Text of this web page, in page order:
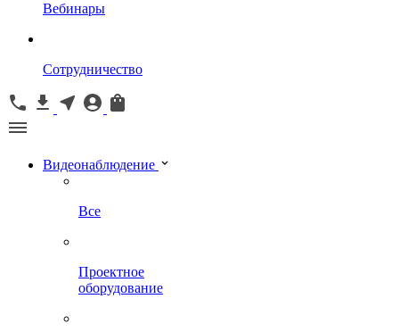
Вебинары
Сотрудничество
Видеонаблюдение
Все
Проектное
оборудование